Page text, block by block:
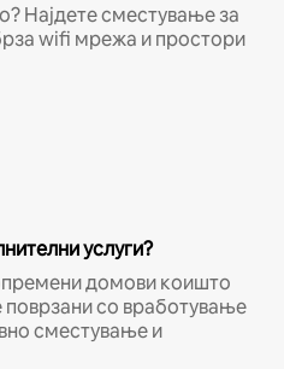
Најдете сместување за
wifi мрежа и простори
услуги?
домови коишто
поврзани со вработување
сместување и